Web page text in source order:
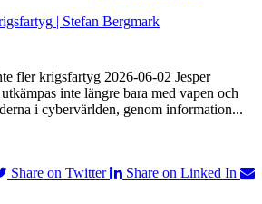
| Stefan Bergmark
fler krigsfartyg 2026-06-02 Jesper
inte längre bara med vapen och
i cybervärlden, genom information...
Share on Twitter
Share on Linked In